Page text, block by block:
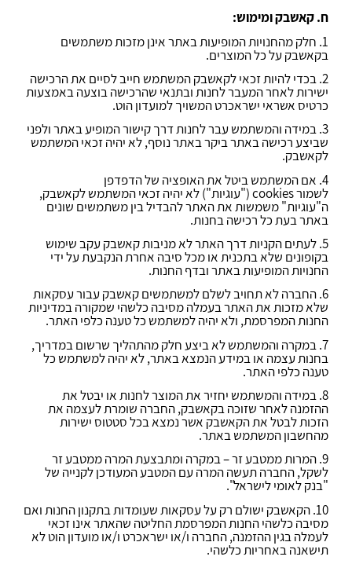
ח. קאשבק ומימוש:
1. חלק מהחנויות המופיעות באתר אינן מזכות משתמשים
בקאשבק על כל המוצרים.
2. בכדי להיות זכאי לקאשבק המשתמש חייב לסיים את הרכישה
ישירות לאחר המעבר לחנות ובתנאי שהרכישה בוצעה באמצעות
כרטיס אשראי ישראכרט המשויך למועדון הוט.
3. במידה והמשתמש עבר לחנות דרך קישור המופיע באתר ולפני
שביצע רכישה באתר ביקר באתר נוסף, לא יהיה זכאי המשתמש
לקאשבק.
4. אם המשתמש ביטל את האופציה של הדפדפן
לשמורcookies("עוגיות") לא יהיה זכאי המשתמש לקאשבק,
ה"עוגיות" משמשות את האתר להבדיל בין משתמשים שונים
באתר בעת כל רכישה בחנות.
5. לעתים הקניות דרך האתר לא מניבות קאשבק עקב שימוש
בקופונים שלא בתכנית או מכל סיבה אחרת הנקבעת על ידי
החנויות המופיעות באתר ובדף החנות.
6. החברה לא תחויב לשלם למשתמשים קאשבק עבור עסקאות
שלא מזכות את האתר בעמלה מסיבה כלשהי שמקורה במדיניות
החנות המפרסמת, ולא יהיה למשתמש כל טענה כלפי האתר.
7. במקרה והמשתמש לא ביצע חלק מהתהליך שרשום במדריך,
בחנות עצמה או במידע הנמצא באתר, לא יהיה למשתמש כל
טענה כלפי האתר.
8. במידה והמשתמש יחזיר את המוצר לחנות או יבטל את
ההזמנה לאחר שזוכה בקאשבק, החברה שומרת לעצמה את
הזכות לבטל את הקאשבק אשר נמצא בכל סטטוס ישירות
מהחשבון המשתמש באתר.
9. המרות ממטבע זר – במקרה ומתבצעת המרה ממטבע זר
לשקל, החברה תעשה המרה עם המטבע המעודכן לקנייה של
"בנק לאומי לישראל".
10. הקאשבק ישולם רק על עסקאות שעומדות בתקנון החנות ואם
מסיבה כלשהי החנות המפרסמת החליטה שהאתר אינו זכאי
לעמלה בגין ההזמנה, החברה ו/או ישראכרטו/אומועדון הוט לא
תישאנה באחריות כלשהי.